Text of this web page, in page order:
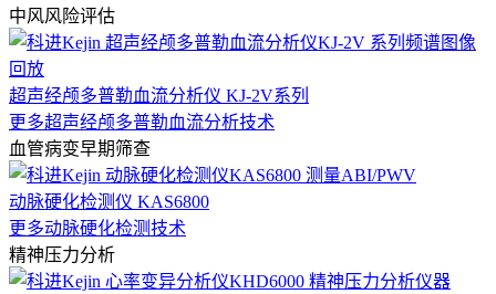
中风风险评估
超声经颅多普勒血流分析仪 KJ-2V系列
更多超声经颅多普勒血流分析技术
血管病变早期筛查
动脉硬化检测仪 KAS6800
更多动脉硬化检测技术
精神压力分析